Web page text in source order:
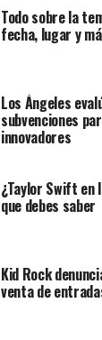
Todo sobre la
fecha, lugar y
Los Ángeles
subvenciones
innovadores
¿Taylor Swift en
que debes saber
Kid Rock
venta de